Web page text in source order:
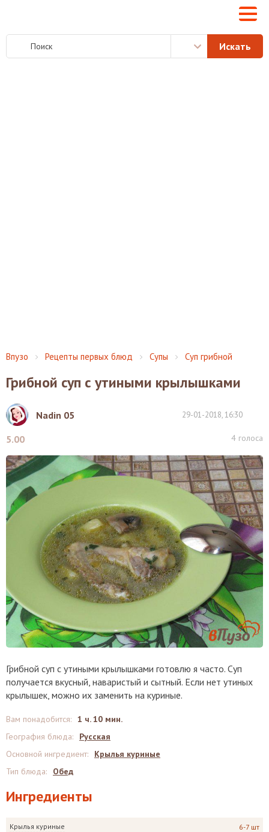
Впузо Рецепты первых блюд Супы Суп грибной
Грибной суп с утиными крылышками
Nadin 05 29-01-2018, 16:30
5.00 4 голоса
Грибной суп с утиными крылышками готовлю я часто. Суп
получается вкусный, наваристый и сытный. Если нет утиных
крылышек, можно их заменить на куриные.
Ингредиенты
Крылья куриные 6-7 шт
Вам понадобится: 1 ч. 10 мин.
География блюда:
Русская
Основной ингредиент:
Крылья куриные
Тип блюда: Обед